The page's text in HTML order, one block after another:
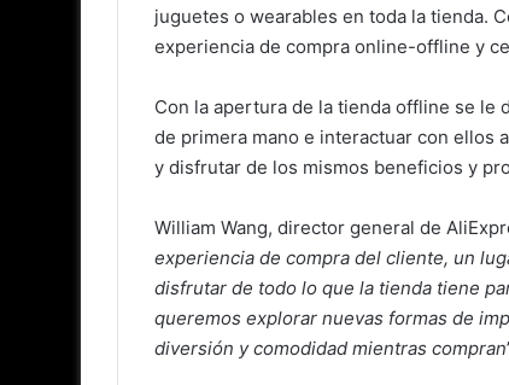
juguetes o wearables en toda la tienda.
experiencia de compra online-offline y
Con la apertura de la tienda offline se le
de primera mano e interactuar con ellos
y disfrutar de los mismos beneficios y
William Wang, director general de
experiencia de compra del cliente, un
disfrutar de todo lo que la tienda tiene
queremos explorar nuevas formas de
diversión y comodidad mientras compran